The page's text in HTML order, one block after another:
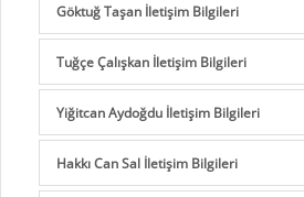
Göktuğ Taşan İletişim Bilgileri
Tuğçe Çalışkan İletişim Bilgileri
Yiğitcan Aydoğdu İletişim Bilgileri
Hakkı Can Sal İletişim Bilgileri